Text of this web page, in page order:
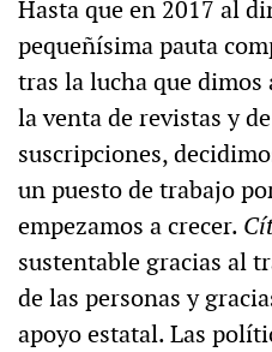
Hasta que en 2017 al
pequeñísima pauta
tras la lucha que dimos
la venta de revistas y
suscripciones,
un puesto de trabajo
empezamos a crecer.
sustentable gracias al
de las personas y
apoyo estatal. Las